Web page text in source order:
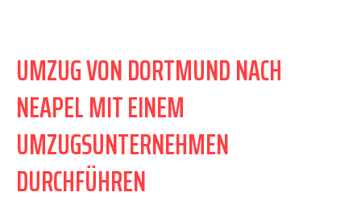
UMZUG VON DORTMUND NACH
NEAPEL MIT EINEM
UMZUGSUNTERNEHMEN
DURCHFÜHREN